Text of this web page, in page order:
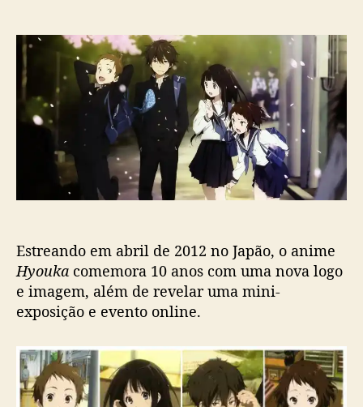
r
o
s
d
e
p
u
b
l
i
c
ç
n
m
e
‘
H
y
o
u
k
r
e
v
p
r
o
Estreando em abril de 2012 no Japão, o anime
Hyouka comemora 10 anos com uma nova logo
e imagem, além de revelar uma mini-
exposição e evento online.